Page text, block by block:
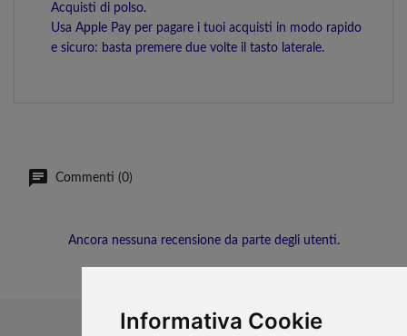
Informativa Cookie
Acquisti di polso.
Usa Apple Pay per pagare i tuoi acquisti in modo rapido
e sicuro: basta premere due volte il tasto laterale.
Commenti (0)
Ancora nessuna recensione da parte degli utenti.